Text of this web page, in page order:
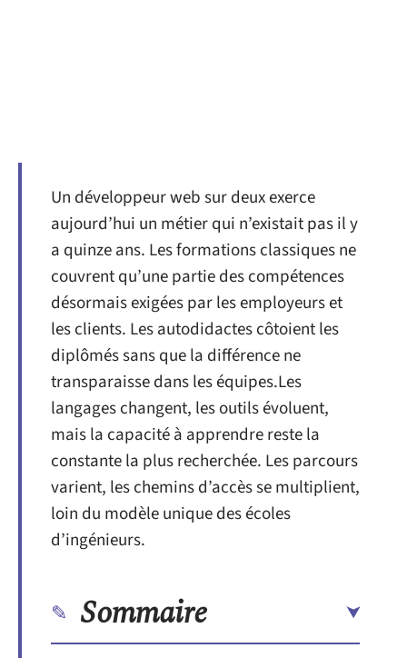
Un développeur web sur deux exerce
aujourd’hui un métier qui n’existait pas il y
a quinze ans. Les formations classiques ne
couvrent qu’une partie des compétences
désormais exigées par les employeurs et
les clients. Les autodidactes côtoient les
diplômés sans que la différence ne
transparaisse dans les équipes.Les
langages changent, les outils évoluent,
mais la capacité à apprendre reste la
constante la plus recherchée. Les parcours
varient, les chemins d’accès se multiplient,
loin du modèle unique des écoles
d’ingénieurs.
Sommaire